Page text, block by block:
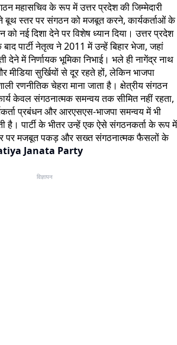
महासचिव के रूप में उत्तर प्रदेश की जिम्मेदारी
बूथ स्तर पर संगठन को मजबूत करने, कार्यकर्ताओं के
को नई दिशा देने पर विशेष ध्यान दिया। उत्तर प्रदेश
पार्टी नेतृत्व ने 2011 में उन्हें बिहार भेजा, जहां
देने में निर्णायक भूमिका निभाई। भले ही नागेंद्र नाथ
मीडिया सुर्खियों से दूर रहते हों, लेकिन भाजपा
रणनीतिक चेहरा माना जाता है। क्षेत्रीय संगठन
केवल संगठनात्मक समन्वय तक सीमित नहीं रहता,
प्रबंधन और आरएसएस-भाजपा समन्वय में भी
है। पार्टी के भीतर उन्हें एक ऐसे संगठनकर्ता के रूप में
पर मजबूत पकड़ और सख्त संगठनात्मक फैसलों के
Janata Party
विज्ञापन